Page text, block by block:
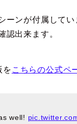
ーンが付属して
認出来ます。
を こちらの公式ペ
well!